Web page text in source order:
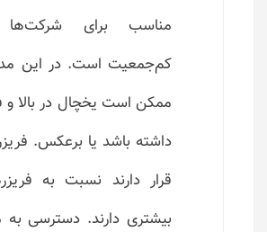
مناسب برای شرکت‌ها
کم‌جمعیت است. در این
ممکن است یخچال در بالا و
داشته باشد یا برعکس.
قرار دارند نسبت به
بیشتری دارند. دسترسی به